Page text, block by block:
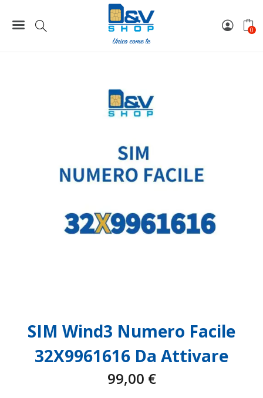
0
SIM Wind3 Numero Facile 32X9961616 Da Attivare
SIM Wind3 Numero Facile
32X9961616 Da Attivare
99,00 €